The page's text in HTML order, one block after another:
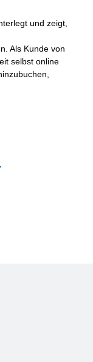
und zeigt,
Als Kunde von
selbst online